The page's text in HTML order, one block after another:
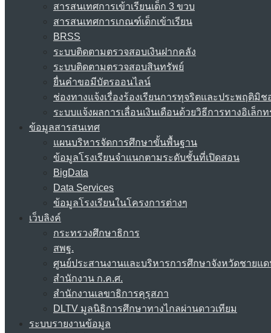
สารสนเทศการเข้าเรียนเด็ก 3 ขวบ
สารสนเทศการเกณฑ์เด็กเข้าเรียน
BRSS
ระบบติดตามตรวจสอบเงินฝากคลัง
ระบบติดตามตรวจสอบสินทรัพย์
ยื่นคำขอมีบัตรออนไลน์
ช่องทางแจ้งเรื่องร้องเรียนการทุจริตและประพฤติมิช
ระบบแจ้งผลการเลื่อนเงินเดือนด้วยวิธีการทางอิเล็ก
ข้อมูลสารสนเทศ
แผนบริหารจัดการศึกษาขั้นพื้นฐาน
ข้อมูลโรงเรียนจำแนกตามระดับชั้นที่เปิดสอน
BigData
Data Services
ข้อมูลโรงเรียนในโครงการต่างๆ
เว็บลิงค์
กระทรวงศึกษาธิการ
สพฐ.
ศูนย์ประสานงานและบริหารการศึกษาจังหวัดชายแ
สำนักงาน ก.ค.ศ.
สำนักงานเลขาธิการคุรุสภา
DLTV มูลนิธิการศึกษาทางไกลผ่านดาวเทียม
ระบบรายงานข้อมูล